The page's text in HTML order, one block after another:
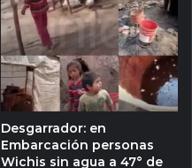
Desgarrador: en
Embarcación personas
Wichis sin agua a 47° de